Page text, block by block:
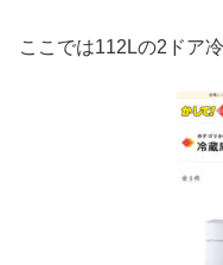
ここでは112Lの2ドア